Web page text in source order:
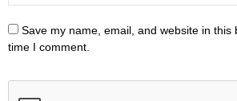
Save my name, email, and website in this
time I comment.